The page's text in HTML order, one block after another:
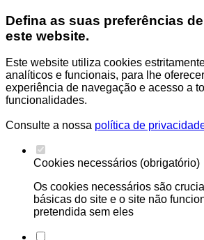
Defina as suas preferências
este website.
Este website utiliza cookies
analíticos e funcionais, para lhe
experiência de navegação e acesso a
funcionalidades.
Consulte a nossa política de
Cookies necessários (obrigatório)
Os cookies necessários são
básicas do site e o site não
pretendida sem eles